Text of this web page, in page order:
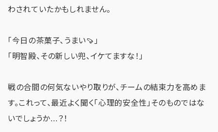
わされていたかもしれません。
「今日の茶菓子、うまい🍠」
「明智殿、その新しい兜、イケてますな！」
戦の合間の何気ないやり取りが、チームの結束力を高めま
す。これって、最近よく聞く「心理的安全性」そのものではな
いでしょうか…？！